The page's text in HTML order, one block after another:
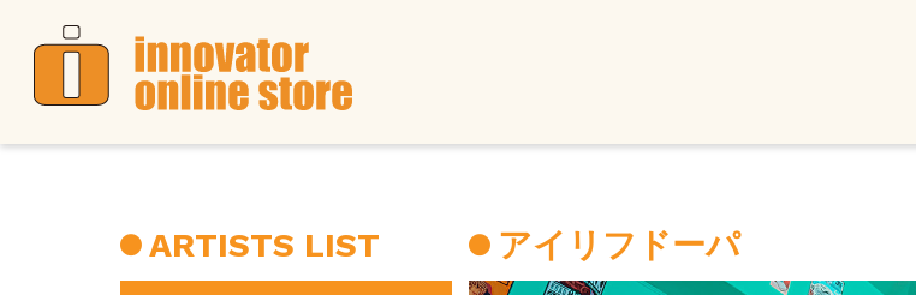
ARTISTS LIST アイリフドーパ